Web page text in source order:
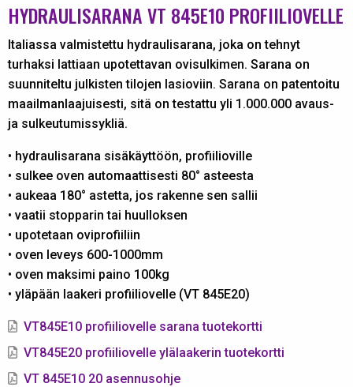
HYDRAULISARANA VT 845E10 PROFIILIOVELLE
Italiassa valmistettu hydraulisarana, joka on tehnyt
turhaksi lattiaan upotettavan ovisulkimen. Sarana on
suunniteltu julkisten tilojen lasioviin. Sarana on patentoitu
maailmanlaajuisesti, sitä on testattu yli 1.000.000 avaus-
ja sulkeutumissykliä.
• hydraulisarana sisäkäyttöön, profiilioville
• sulkee oven automaattisesti 80° asteesta
• aukeaa 180° astetta, jos rakenne sen sallii
• vaatii stopparin tai huulloksen
• upotetaan oviprofiiliin
• oven leveys 600-1000mm
• oven maksimi paino 100kg
• yläpään laakeri profiiliovelle (VT 845E20)
VT845E10 profiiliovelle sarana tuotekortti
VT845E20 profiiliovelle ylälaakerin tuotekortti
VT 845E10 20 asennusohje